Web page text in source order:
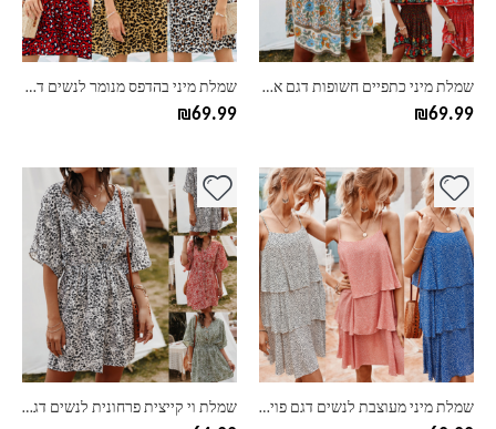
שמלת מיני כתפיים חשופות דגם אתני
₪69.99
לבחור
את
האפשרויות
בעמוד
המוצר
שמלת מיני בהדפס מנומר לנשים דגם וי
₪69.99
לבחור
את
האפשרויות
בעמוד
המוצר
שמלת מיני מעוצבת לנשים דגם פוינט
למוצר
יש
מספר
סוגים.
ניתן
לבחור
את
האפשרויות
בעמוד
המוצר
שמלת וי קייצית פרחונית לנשים דגם הולי
למוצר
יש
מספר
סוגים.
ניתן
לבחור
את
האפשרויות
בעמוד
המוצר